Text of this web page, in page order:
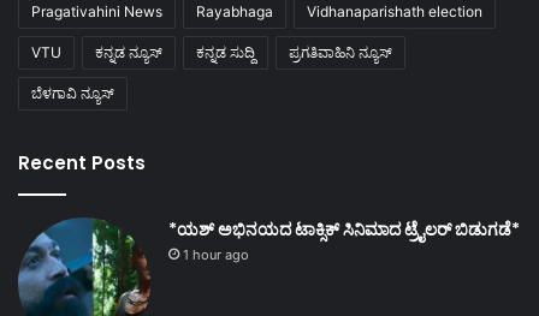
Pragativahini News Rayabhaga Vidhanaparishath election
VTU ಕನ್ನಡ ನ್ಯೂಸ್ ಕನ್ನಡ ಸುದ್ದಿ ಪ್ರಗತಿವಾಹಿನಿ ನ್ಯೂಸ್
ಬೆಳಗಾವಿ ನ್ಯೂಸ್
Recent Posts
*ಯಶ್ ಅಭಿನಯದ ಟಾಕ್ಸಿಕ್ ಸಿನಿಮಾದ ಟ್ರೈಲರ್ ಬಿಡುಗಡೆ*
1 hour ago